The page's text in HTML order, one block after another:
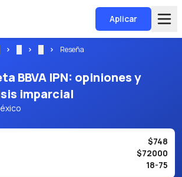
Aplicar
Reseña
BBVA IPN: opiniones y
imparcial
$748
$72000
18-75